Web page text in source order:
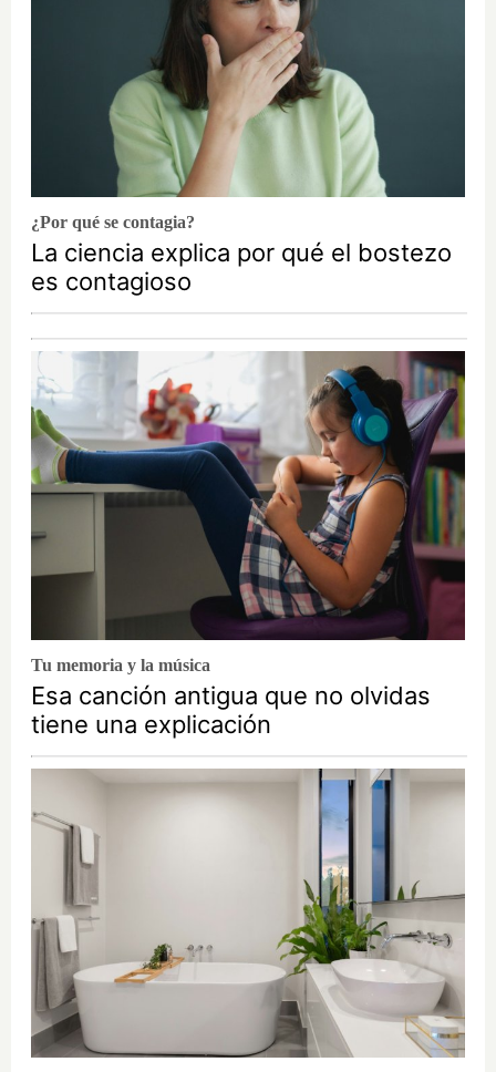
¿Por qué se contagia?
La ciencia explica por qué el bostezo
es contagioso
Tu memoria y la música
Esa canción antigua que no olvidas
tiene una explicación